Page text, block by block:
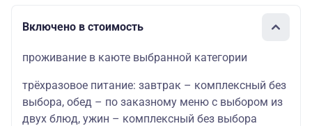
Включено в стоимость
проживание в каюте выбранной категории
трёхразовое питание: завтрак – комплексный без
выбора, обед – по заказному меню с выбором из
двух блюд, ужин – комплексный без выбора